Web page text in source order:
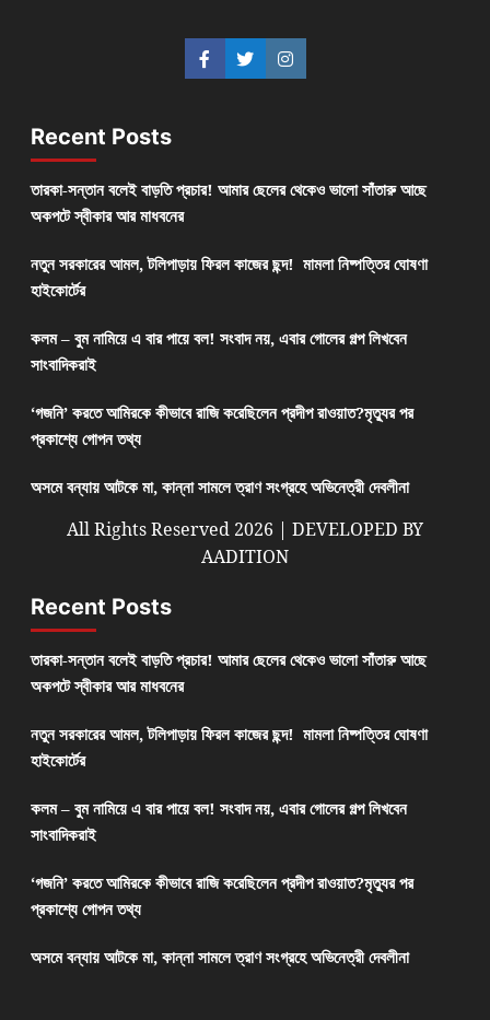
Recent Posts
তারকা-সন্তান বলেই বাড়তি প্রচার! আমার ছেলের থেকেও ভালো সাঁতারু আছে
অকপটে স্বীকার আর মাধবনের
নতুন সরকারের আমল, টলিপাড়ায় ফিরল কাজের ছন্দ! মামলা নিষ্পত্তির ঘোষণা
হাইকোর্টের
কলম – বুম নামিয়ে এ বার পায়ে বল! সংবাদ নয়, এবার গোলের গল্প লিখবেন
সাংবাদিকরাই
‘গজনি’ করতে আমিরকে কীভাবে রাজি করেছিলেন প্রদীপ রাওয়াত?মৃত্যুর পর
প্রকাশ্যে গোপন তথ্য
অসমে বন্যায় আটকে মা, কান্না সামলে ত্রাণ সংগ্রহে অভিনেত্রী দেবলীনা
All Rights Reserved 2026 | DEVELOPED BY
AADITION
Recent Posts
তারকা-সন্তান বলেই বাড়তি প্রচার! আমার ছেলের থেকেও ভালো সাঁতারু আছে
অকপটে স্বীকার আর মাধবনের
নতুন সরকারের আমল, টলিপাড়ায় ফিরল কাজের ছন্দ! মামলা নিষ্পত্তির ঘোষণা
হাইকোর্টের
কলম – বুম নামিয়ে এ বার পায়ে বল! সংবাদ নয়, এবার গোলের গল্প লিখবেন
সাংবাদিকরাই
‘গজনি’ করতে আমিরকে কীভাবে রাজি করেছিলেন প্রদীপ রাওয়াত?মৃত্যুর পর
প্রকাশ্যে গোপন তথ্য
অসমে বন্যায় আটকে মা, কান্না সামলে ত্রাণ সংগ্রহে অভিনেত্রী দেবলীনা